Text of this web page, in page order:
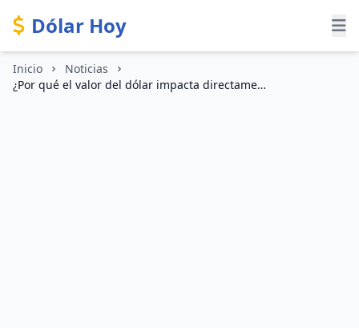
Dólar Hoy
Inicio
Noticias
¿Por qué el valor del dólar impacta directamente en tu economía personal?